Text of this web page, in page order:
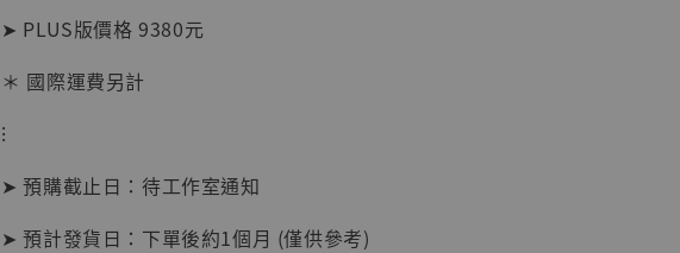
加入購物車
➤ PLUS版價格 9380元
＊ 國際運費另計
⁝
➤ 預購截止日：待工作室通知
➤ 預計發貨日：下單後約1個月 (僅供參考)